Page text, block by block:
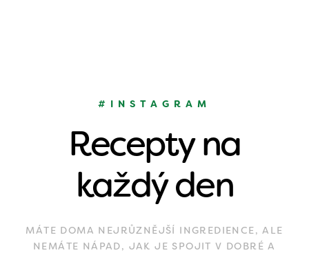
#INSTAGRAM
Recepty na
každý den
MÁTE DOMA NEJRŮZNĚJŠÍ INGREDIENCE, ALE
NEMÁTE NÁPAD, JAK JE SPOJIT V DOBRÉ A